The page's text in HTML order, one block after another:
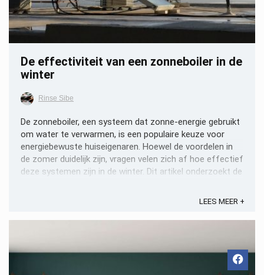
De effectiviteit van een zonneboiler in de
winter
Rinse Sibe
De zonneboiler, een systeem dat zonne-energie gebruikt
om water te verwarmen, is een populaire keuze voor
energiebewuste huiseigenaren. Hoewel de voordelen in
de zomer duidelijk zijn, vragen velen zich af hoe effectief
deze systemen zijn in de winter. Dit artikel onderzoekt de
LEES MEER +